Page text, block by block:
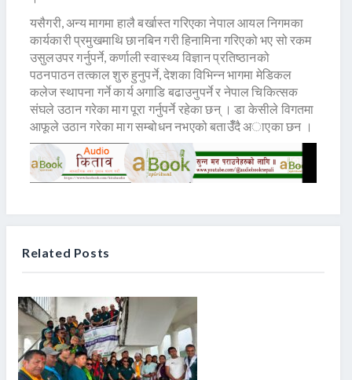
यसैगरी, अन्य मागमा हालै बर्खास्त गरिएका नेपाल आयल निगमका
कार्यकारी प्रमुखमाथि छानबिन गरी हिनामिना गरिएको भए सो रकम
उसुलउपर गर्नुपर्ने, कर्णाली स्वास्थ्य विज्ञान प्रतिष्ठानको
पठनपाठन तत्काल शुरु हुनुपर्ने, देशका विभिन्न भागमा मेडिकल
कलेज स्थापना गर्ने कार्य अगाडि बढाउनुपर्ने र नेपाल चिकित्सक
संघले उठान गरेका माग पूरा गर्नुपर्ने रहेका छन् । डा केसीले विगतमा
आफूले उठान गरेका माग सम्बोधन नभएको बताउँँदै अाएका छन ।
Related Posts